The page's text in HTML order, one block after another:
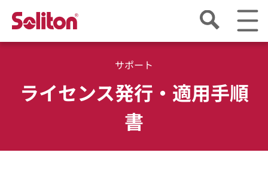
サポート
ライセンス発行・適用手順
書